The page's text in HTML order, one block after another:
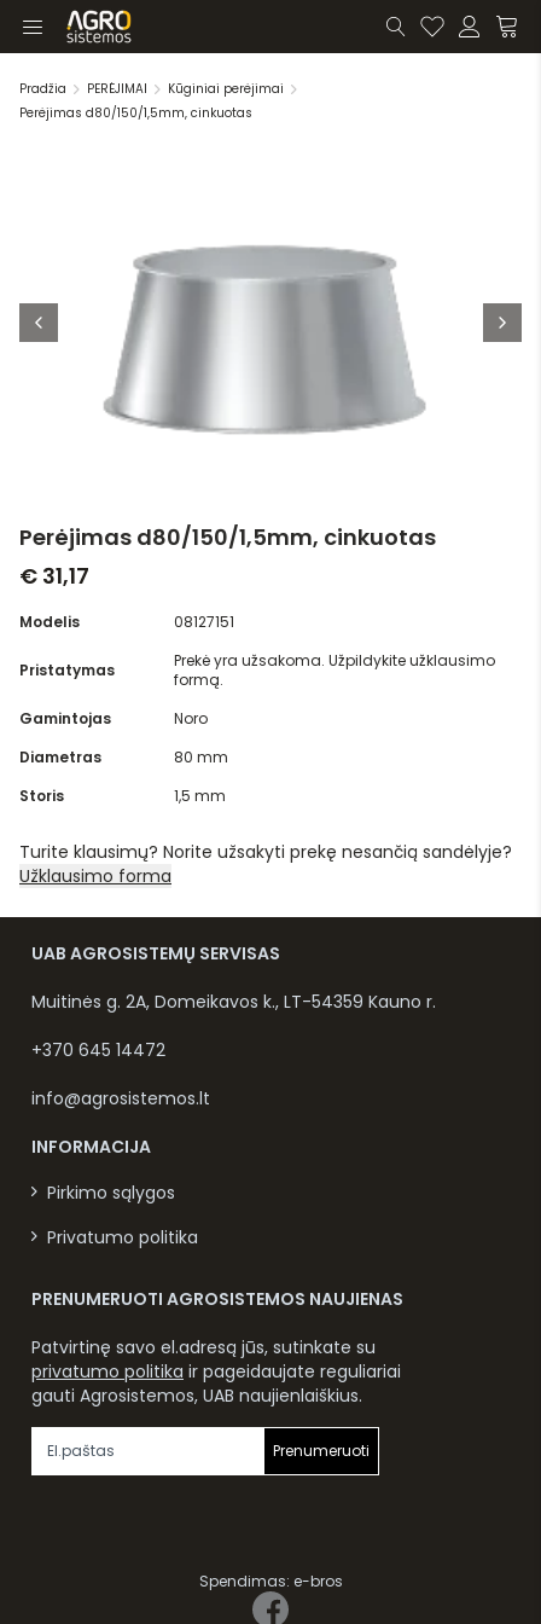
Pradžia PERĖJIMAI
Kūginiai perėjimai
Perėjimas d80/150/1,5mm, cinkuotas
Perėjimas d80/150/1,5mm, cinkuotas
€ 31,17
Modelis 08127151
Pristatymas
Prekė yra užsakoma. Užpildykite užklausimo
formą.
Gamintojas
Noro
Diametras
80 mm
Storis
1,5 mm
Turite klausimų? Norite užsakyti prekę nesančią sandėlyje?
Užklausimo forma
UAB AGROSISTEMŲ SERVISAS
Muitinės g. 2A, Domeikavos k., LT-54359 Kauno r.
+370 645 14472
info@agrosistemos.lt
INFORMACIJA
Pirkimo sąlygos
Privatumo politika
PRENUMERUOTI AGROSISTEMOS NAUJIENAS
Patvirtinę savo el.adresą jūs, sutinkate su
privatumo politika ir pageidaujate reguliariai
gauti Agrosistemos, UAB naujienlaiškius.
Prenumeruoti
Spendimas: e-bros